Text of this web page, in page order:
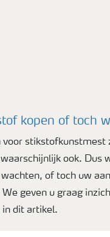
staat in grasveld bij
kopen of toch
voor stikstofkunstmest
ook. Dus
of toch uw
geven u graag
in dit artikel.